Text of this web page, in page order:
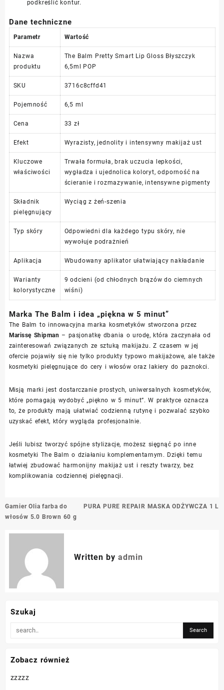
podkreślić kontur.
Dane techniczne
Parametr Wartość
Nazwa
produktu
The Balm Pretty Smart Lip Gloss Błyszczyk
6,5ml POP
SKU 3716c8cffd41
Pojemność 6,5 ml
Cena 33 zł
Efekt Wyrazisty, jednolity i intensywny makijaż ust
Kluczowe
właściwości
Trwała formuła, brak uczucia lepkości,
wygładza i ujednolica koloryt, odporność na
ścieranie i rozmazywanie, intensywne pigmenty
Składnik
pielęgnujący
Wyciąg z żeń-szenia
Typ skóry
Odpowiedni dla każdego typu skóry, nie
wywołuje podrażnień
Aplikacja Wbudowany aplikator ułatwiający nakładanie
Warianty
kolorystyczne
9 odcieni (od chłodnych brązów do ciemnych
wiśni)
Marka The Balm i idea „piękna w 5 minut”
The Balm to innowacyjna marka kosmetyków stworzona przez
Marissę Shipman – pasjonatkę dbania o urodę, która zaczynała od
zainteresowań związanych ze sztuką makijażu. Z czasem w jej
ofercie pojawiły się nie tylko produkty typowo makijażowe, ale także
kosmetyki pielęgnujące do cery i włosów oraz lakiery do paznokci.
Misją marki jest dostarczanie prostych, uniwersalnych kosmetyków,
które pomagają wydobyć „piękno w 5 minut”. W praktyce oznacza
to, że produkty mają ułatwiać codzienną rutynę i pozwalać szybko
uzyskać efekt, który wygląda profesjonalnie.
Jeśli lubisz tworzyć spójne stylizacje, możesz sięgnąć po inne
kosmetyki The Balm o działaniu komplementarnym. Dzięki temu
łatwiej zbudować harmonijny makijaż ust i reszty twarzy, bez
komplikowania codziennej pielęgnacji.
Nawigacja
wpisu
Garnier Olia farba do
włosów 5.0 Brown 60 g
PURA PURE REPAIR MASKA ODŻYWCZA 1 L
Written by admin
Szukaj
Zobacz również
zzzzz